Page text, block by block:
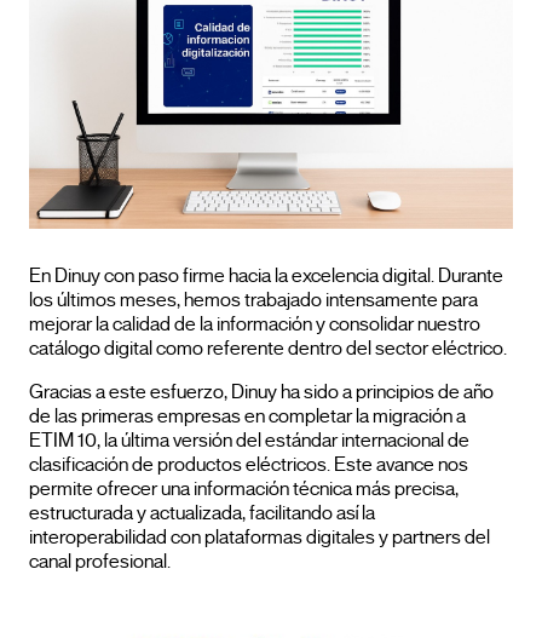
En Dinuy con paso firme hacia la excelencia digital. Durante
los últimos meses, hemos trabajado intensamente para
mejorar la calidad de la información y consolidar nuestro
catálogo digital como referente dentro del sector eléctrico.
Gracias a este esfuerzo, Dinuy ha sido a principios de año
de las primeras empresas en completar la migración a
ETIM 10, la última versión del estándar internacional de
clasificación de productos eléctricos. Este avance nos
permite ofrecer una información técnica más precisa,
estructurada y actualizada, facilitando así la
interoperabilidad con plataformas digitales y partners del
canal profesional.